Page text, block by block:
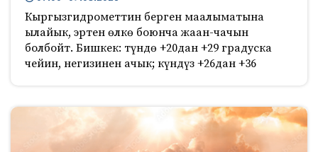
Кыргызгидрометтин берген маалыматына
ылайык, эртен өлкө боюнча жаан-чачын
болбойт. Бишкек: түндө +20дан +29 градуска
чейин, негизинен ачык; күндүз +26дан +36